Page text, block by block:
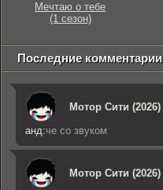
Мечтаю о тебе
(1 сезон)
Последние комментарии
Мотор Сити (2026)
анд:че со звуком
Мотор Сити (2026)